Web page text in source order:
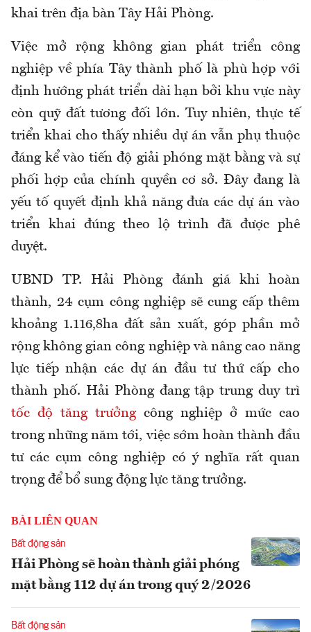
khai trên địa bàn Tây Hải Phòng.
Việc mở rộng không gian phát triển công
nghiệp về phía Tây thành phố là phù hợp với
định hướng phát triển dài hạn bởi khu vực này
còn quỹ đất tương đối lớn. Tuy nhiên, thực tế
triển khai cho thấy nhiều dự án vẫn phụ thuộc
đáng kể vào tiến độ giải phóng mặt bằng và sự
phối hợp của chính quyền cơ sở. Đây đang là
yếu tố quyết định khả năng đưa các dự án vào
triển khai đúng theo lộ trình đã được phê
duyệt.
UBND TP. Hải Phòng đánh giá khi hoàn
thành, 24 cụm công nghiệp sẽ cung cấp thêm
khoảng 1.116,8ha đất sản xuất, góp phần mở
rộng không gian công nghiệp và nâng cao năng
lực tiếp nhận các dự án đầu tư thứ cấp cho
thành phố. Hải Phòng đang tập trung duy trì
tốc độ tăng trưởngcông nghiệp ở mức cao
trong những năm tới, việc sớm hoàn thành đầu
tư các cụm công nghiệp có ý nghĩa rất quan
trọng để bổ sung động lực tăng trưởng.
BÀI LIÊN QUAN
Bất động sản
Hải Phòng sẽ hoàn thành giải phóng
mặt bằng 112 dự án trong quý 2/2026
Bất động sản